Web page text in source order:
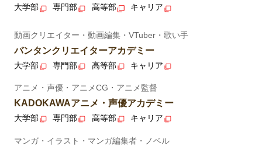
大学部 専門部 高等部 キャリア
動画クリエイター・動画編集・VTuber・歌い手
バンタンクリエイターアカデミー
大学部 専門部 高等部 キャリア
アニメ・声優・アニメCG・アニメ監督
KADOKAWAアニメ・声優アカデミー
大学部 専門部 高等部 キャリア
マンガ・イラスト・マンガ編集者・ノベル